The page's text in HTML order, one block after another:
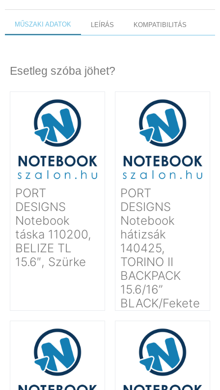
MŰSZAKI ADATOK LEÍRÁS KOMPATIBILITÁS
Esetleg szóba jöhet?
PORT
DESIGNS
Notebook
táska 110200,
BELIZE TL
15.6″, Szürke
PORT
DESIGNS
Notebook
hátizsák
140425,
TORINO II
BACKPACK
15.6/16’’
BLACK/Fekete